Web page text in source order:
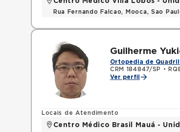
Rua Fernando Falcao, Mooca, Sao
Guilherme
Ortopedia de Quadril
CRM 184847/SP
•
Ver perfil
Locais de Atendimento
Centro Médico Brasil Mauá -